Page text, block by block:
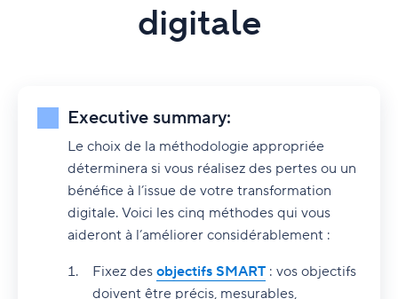
digitale
Executive summary:
Le choix de la méthodologie appropriée
déterminera si vous réalisez des pertes ou un
bénéfice à l’issue de votre transformation
digitale. Voici les cinq méthodes qui vous
aideront à l’améliorer considérablement :
Fixez des objectifs SMART : vos objectifs
doivent être précis, mesurables,